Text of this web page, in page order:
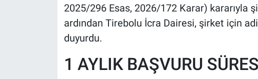
2025/296 Esas, 2026/172 Karar) kararıyla
ardından Tirebolu İcra Dairesi, şirket için
duyurdu.
1 AYLIK BAŞVURU